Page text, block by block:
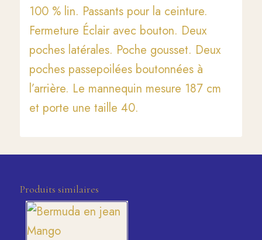
100 % lin. Passants pour la ceinture.
Fermeture Éclair avec bouton. Deux
poches latérales. Poche gousset. Deux
poches passepoilées boutonnées à
l’arrière. Le mannequin mesure 187 cm
et porte une taille 40.
Produits similaires